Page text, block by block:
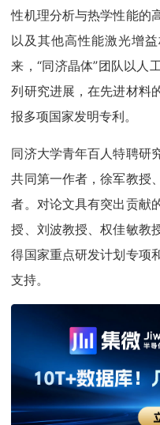
性机理分析与热学性能的
以及其他高性能激光增
来，“同济晶体”团队以人
列研究进展，在先进材料
报多项国家发明专利。
同济大学青年百人特聘研
共同第一作者，徐军教授
者。对论文具有突出贡献
授、刘波教授、权佳敏教
得国家重点研发计划专项
支持。